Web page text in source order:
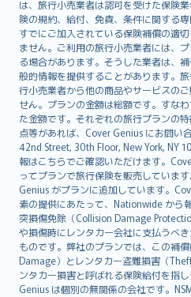
は、旅行小売業者は認可を受けた保険
険の規約、給付、免責、条件に関する
すでにご加入されている保険補償の適
ません。ご利用の旅行小売業者には、
る場合があります。そうした業者は、
般的情報を提供することがあります。
行小売業者から他の商品やサービスの
せん。プランの金額は総額です。すな
た金額です。それぞれの旅行プランの
点等があれば、Cover Genius にお問い
42nd Street, 30th Floor, New York, NY
報はこちらでご確認いただけます。
ってプランで旅行保険を販売していま
Genius がプランに追加しています。
素の提供にあたって、Nationwide から
突損傷免除（Collision Damage
や損傷時にレンタカー会社に支払うべ
ものです。弊社のプランでは、この補
Damage）とレンタカー盗難損害（
ンタカー損害と呼ばれる保険給付を指
Genius は個別の無関係の会社です。
Română
српски
Slovensky
Slovenščina
Українська
Tiếng Việt